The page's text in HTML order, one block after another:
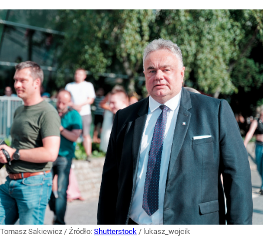
Tomasz Sakiewicz / Źródło: Shutterstock / lukasz_wojcik